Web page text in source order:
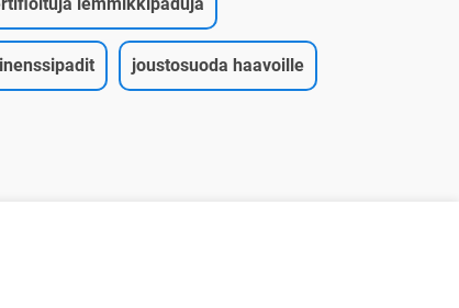
lemmikkipaduja
joustosuoda haavoille